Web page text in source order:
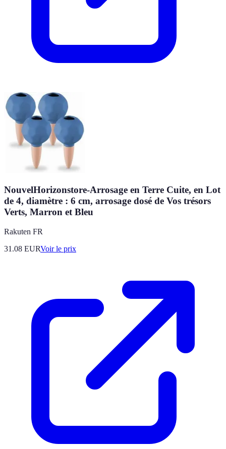
NouvelHorizonstore-Arrosage en Terre Cuite, en Lot
de 4, diamètre : 6 cm, arrosage dosé de Vos trésors
Verts, Marron et Bleu
Rakuten FR
31.08 EURVoir le prix